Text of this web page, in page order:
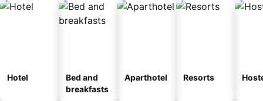
Hotel
Bed and
breakfasts
Aparthotel Resorts